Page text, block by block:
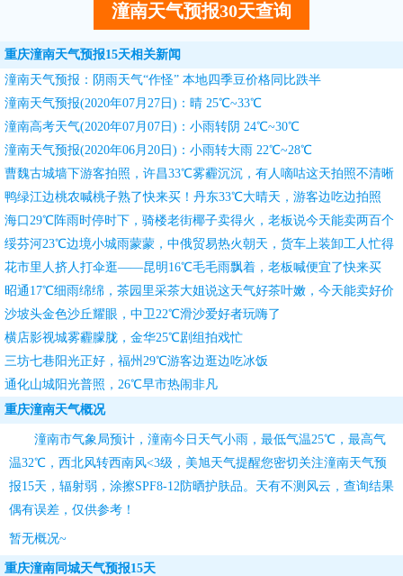
潼南天气预报30天查询
重庆潼南天气预报15天相关新闻
潼南天气预报：阴雨天气“作怪” 本地四季豆价格同比跌半
潼南天气预报(2020年07月27日)：晴 25℃~33℃
潼南高考天气(2020年07月07日)：小雨转阴 24℃~30℃
潼南天气预报(2020年06月20日)：小雨转大雨 22℃~28℃
曹魏古城墙下游客拍照，许昌33℃雾霾沉沉，有人嘀咕这天拍照不清晰
鸭绿江边桃农喊桃子熟了快来买！丹东33℃大晴天，游客边吃边拍照
海口29℃阵雨时停时下，骑楼老街椰子卖得火，老板说今天能卖两百个
绥芬河23℃边境小城雨蒙蒙，中俄贸易热火朝天，货车上装卸工人忙得
团团转
花市里人挤人打伞逛——昆明16℃毛毛雨飘着，老板喊便宜了快来买
昭通17℃细雨绵绵，茶园里采茶大姐说这天气好茶叶嫩，今天能卖好价
钱
沙坡头金色沙丘耀眼，中卫22℃滑沙爱好者玩嗨了
横店影视城雾霾朦胧，金华25℃剧组拍戏忙
三坊七巷阳光正好，福州29℃游客边逛边吃冰饭
通化山城阳光普照，26℃早市热闹非凡
重庆潼南天气概况
潼南市气象局预计，潼南今日天气小雨，最低气温25℃，最高气
温32℃，西北风转西南风<3级， 美旭天气提醒您密切关注潼南天气预
报15天 ，辐射弱，涂擦SPF8-12防晒护肤品。天有不测风云，查询结果
偶有误差，仅供参考！
暂无概况~
重庆潼南同城天气预报15天